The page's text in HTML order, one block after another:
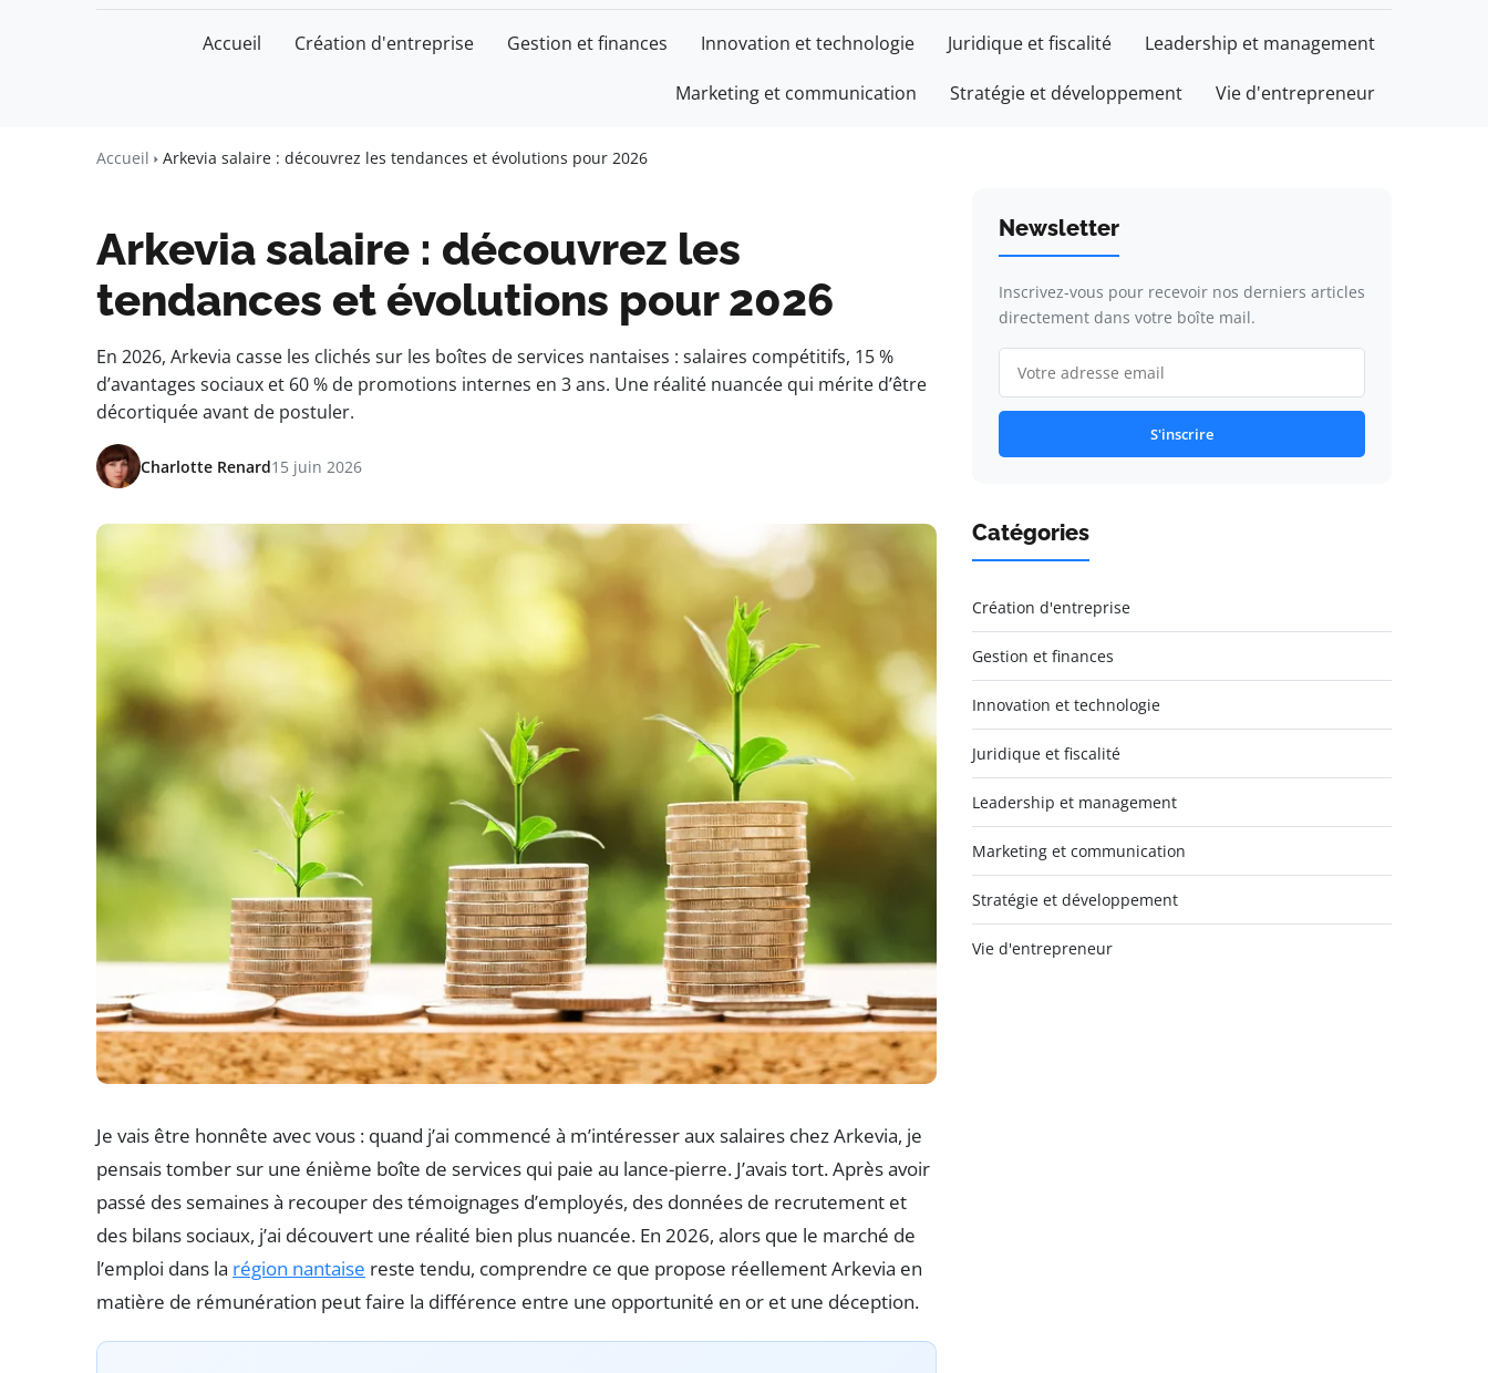
BUSINESS INSIGHTS FOR FRANCE
Accueil Création d'entreprise Gestion et finances Innovation et technologie Juridique et fiscalité Leadership et management
Marketing et communication Stratégie et développement Vie d'entrepreneur
Accueil Arkevia salaire : découvrez les tendances et évolutions pour 2026
Arkevia salaire : découvrez les
tendances et évolutions pour 2026
En 2026, Arkevia casse les clichés sur les boîtes de services nantaises : salaires compétitifs, 15 %
d’avantages sociaux et 60 % de promotions internes en 3 ans. Une réalité nuancée qui mérite d’être
décortiquée avant de postuler.
Charlotte Renard15 juin 2026
Je vais être honnête avec vous : quand j’ai commencé à m’intéresser aux salaires chez Arkevia, je
pensais tomber sur une énième boîte de services qui paie au lance-pierre. J’avais tort. Après avoir
passé des semaines à recouper des témoignages d’employés, des données de recrutement et
des bilans sociaux, j’ai découvert une réalité bien plus nuancée. En 2026, alors que le marché de
l’emploi dans la région nantaise reste tendu, comprendre ce que propose réellement Arkevia en
matière de rémunération peut faire la différence entre une opportunité en or et une déception.
Newsletter
Inscrivez-vous pour recevoir nos derniers articles
directement dans votre boîte mail.
S'inscrire
Catégories
Création d'entreprise
Gestion et finances
Innovation et technologie
Juridique et fiscalité
Leadership et management
Marketing et communication
Stratégie et développement
Vie d'entrepreneur